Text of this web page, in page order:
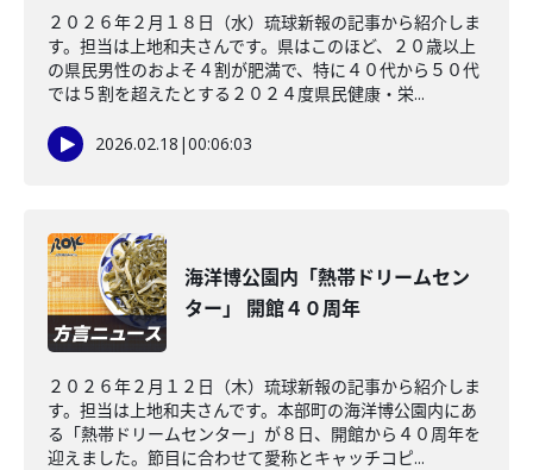
２０２６年２月１８日（水）琉球新報の記事から紹介しま
す。担当は上地和夫さんです。県はこのほど、２０歳以上
の県民男性のおよそ４割が肥満で、特に４０代から５０代
では５割を超えたとする２０２４度県民健康・栄...
2026.02.18 |00:06:03
海洋博公園内「熱帯ドリームセン
ター」 開館４０周年
２０２６年２月１２日（木）琉球新報の記事から紹介しま
す。担当は上地和夫さんです。本部町の海洋博公園内にあ
る「熱帯ドリームセンター」が８日、開館から４０周年を
迎えました。節目に合わせて愛称とキャッチコピ...